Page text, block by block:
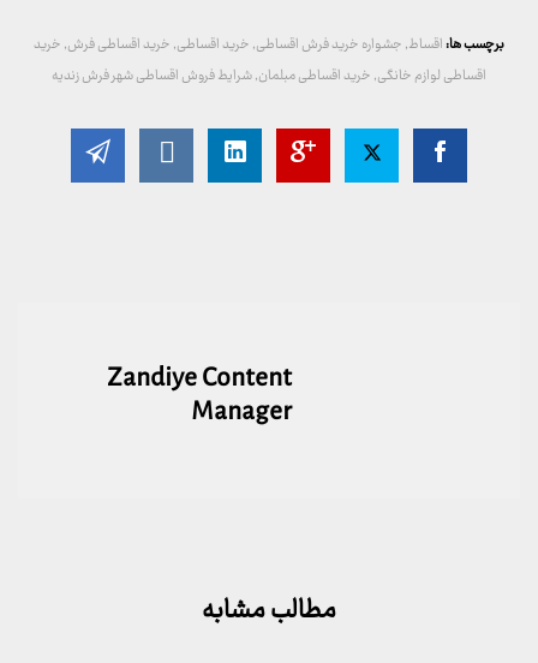
برچسب ها:اقساط,جشواره خرید فرش اقساطی,خرید اقساطی,خرید اقساطی فرش,خرید
اقساطی لوازم خانگی,خرید اقساطی مبلمان,شرایط فروش اقساطی شهر فرش زندیه
Zandiye Content
Manager
مطالب مشابه